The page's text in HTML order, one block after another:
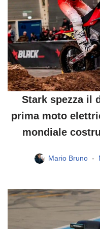
Stark spezza il
prima moto
mondiale
Mario Bruno